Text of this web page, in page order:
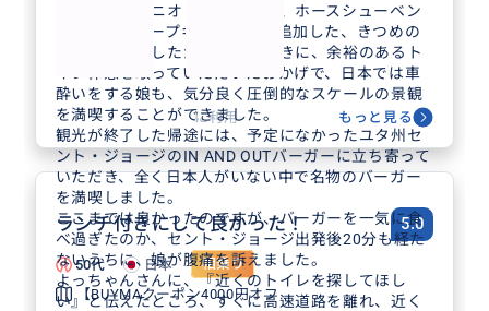
グランドキャニオンだけでなく、ホースシューベン
ドとアンテロープキャニオンを追加した、きつめの
行程となりましたが、２時間おきに、余裕のあるト
イレ休憩を取っていただいたおかげで、日本では車
酔いをする娘も、気分良く圧倒的なスケールの景観
を満喫することができました。
観光が終了した帰途には、予定になかったユタ州セ
ント・ジョージのIN AND OUTバーガーに立ち寄って
いただき、全く日本人がいない中で名物のバーガー
を満喫しました。
ここまでは良かったのですが、バーガーを一気に食
べ過ぎたのか、セント・ジョージ出発後20分も経た
ないうちに、娘が腹痛を訴えました。
よっちゃんさんに、『近くのトイレを探してほし
い』と伝えたところ、すぐに高速道路を離れ、近く
に利用 もっと見る
ランチ付きにして良かった！ 5.0
50代 日本
相乗り
【BUYMAクーポン4000円オフ...